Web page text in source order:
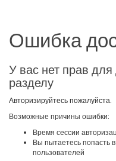
Ошибка
У вас нет прав
разделу
Авторизируйтесь пожалуйста.
Возможные причины ошибки:
Время сессии
Вы пытаетесь попасть
пользователей